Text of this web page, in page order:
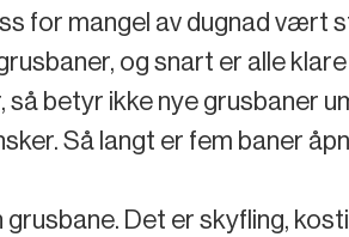
for mangel av dugnad vært
og snart er alle klare
betyr ikke nye grusbaner
Så langt er fem baner
Det er skyfling,